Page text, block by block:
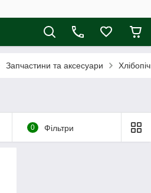
Запчастини та аксесуари
0 Фільтри